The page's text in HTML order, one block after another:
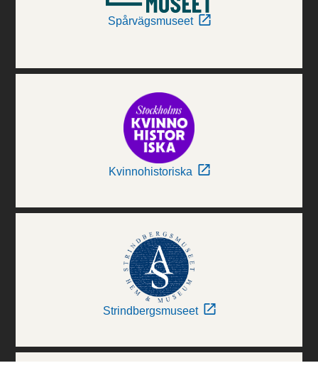
Spårvägsmuseet
Kvinnohistoriska
Strindbergsmuseet